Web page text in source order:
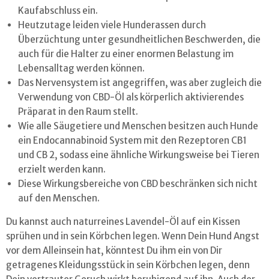
Kaufabschluss ein.
Heutzutage leiden viele Hunderassen durch
Überzüchtung unter gesundheitlichen Beschwerden, die
auch für die Halter zu einer enormen Belastung im
Lebensalltag werden können.
Das Nervensystem ist angegriffen, was aber zugleich die
Verwendung von CBD-Öl als körperlich aktivierendes
Präparat in den Raum stellt.
Wie alle Säugetiere und Menschen besitzen auch Hunde
ein Endocannabinoid System mit den Rezeptoren CB1
und CB 2, sodass eine ähnliche Wirkungsweise bei Tieren
erzielt werden kann.
Diese Wirkungsbereiche von CBD beschränken sich nicht
auf den Menschen.
Du kannst auch naturreines Lavendel-Öl auf ein Kissen
sprühen und in sein Körbchen legen. Wenn Dein Hund Angst
vor dem Alleinsein hat, könntest Du ihm ein von Dir
getragenes Kleidungsstück in sein Körbchen legen, denn